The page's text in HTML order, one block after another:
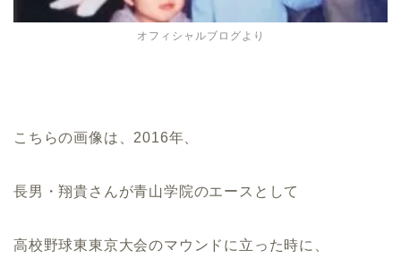
オフィシャルブログより
こちらの画像は、2016年、
長男・翔貴さんが青山学院のエースとして
高校野球東東京大会のマウンドに立った時に、